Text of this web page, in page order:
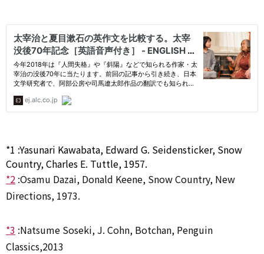
*1 :Yasunari Kawabata, Edward G. Seidensticker, Snow
Country, Charles E. Tuttle, 1957.
*2 :Osamu Dazai, Donald Keene, Snow Country, New
Directions, 1973.
*3 :Natsume Soseki, J. Cohn, Botchan, Penguin
Classics,2013